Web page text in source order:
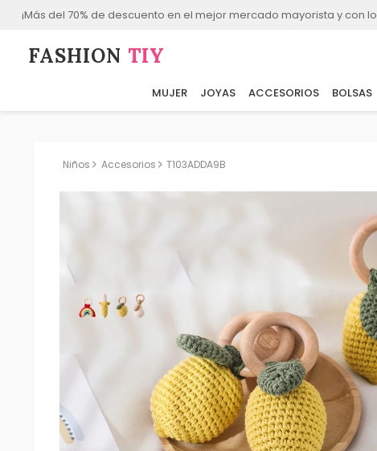
¡Más del 70% de descuento en el mejor mercado mayorista y con
FASHION⁠ TIY
MUJER JOYAS ACCESORIOS BOLSAS
Niños Accesorios T103ADDA9B